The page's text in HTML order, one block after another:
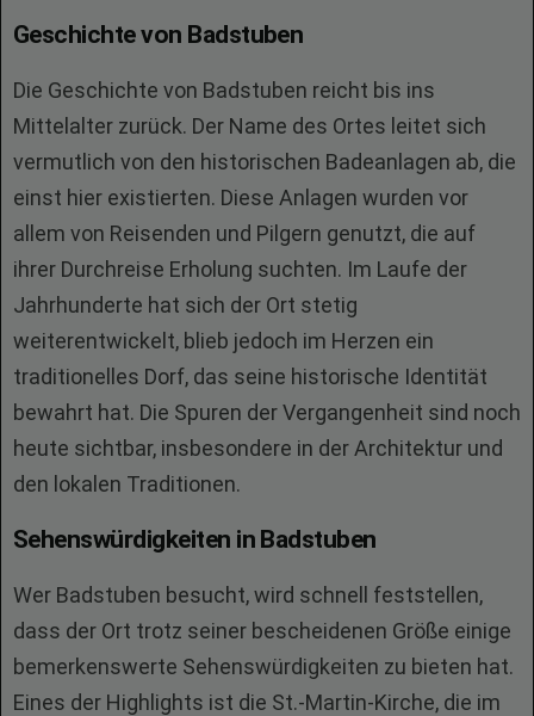
Geschichte von Badstuben
Die Geschichte von Badstuben reicht bis ins
Mittelalter zurück. Der Name des Ortes leitet sich
vermutlich von den historischen Badeanlagen ab, die
einst hier existierten. Diese Anlagen wurden vor
allem von Reisenden und Pilgern genutzt, die auf
ihrer Durchreise Erholung suchten. Im Laufe der
Jahrhunderte hat sich der Ort stetig
weiterentwickelt, blieb jedoch im Herzen ein
traditionelles Dorf, das seine historische Identität
bewahrt hat. Die Spuren der Vergangenheit sind noch
heute sichtbar, insbesondere in der Architektur und
den lokalen Traditionen.
Sehenswürdigkeiten in Badstuben
Wer Badstuben besucht, wird schnell feststellen,
dass der Ort trotz seiner bescheidenen Größe einige
bemerkenswerte Sehenswürdigkeiten zu bieten hat.
Eines der Highlights ist die St.-Martin-Kirche, die im